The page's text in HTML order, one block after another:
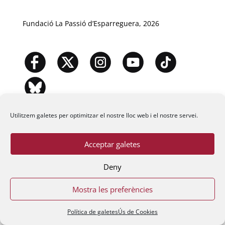
Utilitzem galetes per optimitzar el nostre lloc web i el nostre servei.
Acceptar galetes
Deny
Mostra les preferències
Política de galetesÚs de Cookies
Fundació La Passió d’Esparreguera, 2026